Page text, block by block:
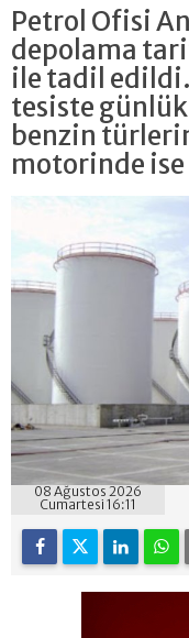
Petrol Ofisi
depolama
ile tadil
tesiste
benzin
motorinde ise
08 Ağustos 2026
Cumartesi 16:11